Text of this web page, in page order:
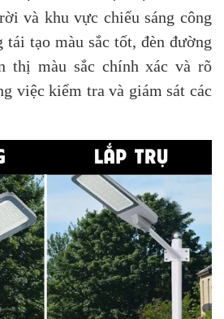
và khu vực chiếu sáng công
tái tạo màu sắc tốt, đèn đường
thị màu sắc chính xác và rõ
việc kiểm tra và giám sát các